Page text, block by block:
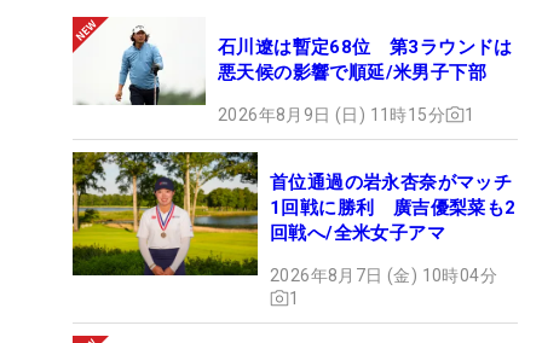
石川遼は暫定68位 第3ラウンドは
悪天候の影響で順延/米男子下部
2026年8月9日 (日) 11時15分 1
首位通過の岩永杏奈がマッチ
1回戦に勝利 廣吉優梨菜も2
回戦へ/全米女子アマ
2026年8月7日 (金) 10時04分
1